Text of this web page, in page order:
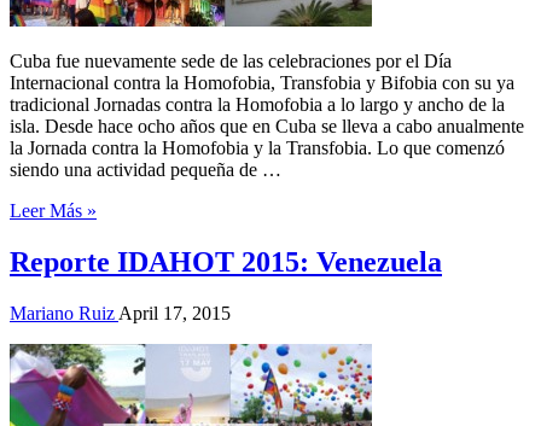
Cuba fue nuevamente sede de las celebraciones por el Día
Internacional contra la Homofobia, Transfobia y Bifobia con su ya
tradicional Jornadas contra la Homofobia a lo largo y ancho de la
isla. Desde hace ocho años que en Cuba se lleva a cabo anualmente
la Jornada contra la Homofobia y la Transfobia. Lo que comenzó
siendo una actividad pequeña de …
Leer Más »
Reporte IDAHOT 2015: Venezuela
Mariano Ruiz April 17, 2015